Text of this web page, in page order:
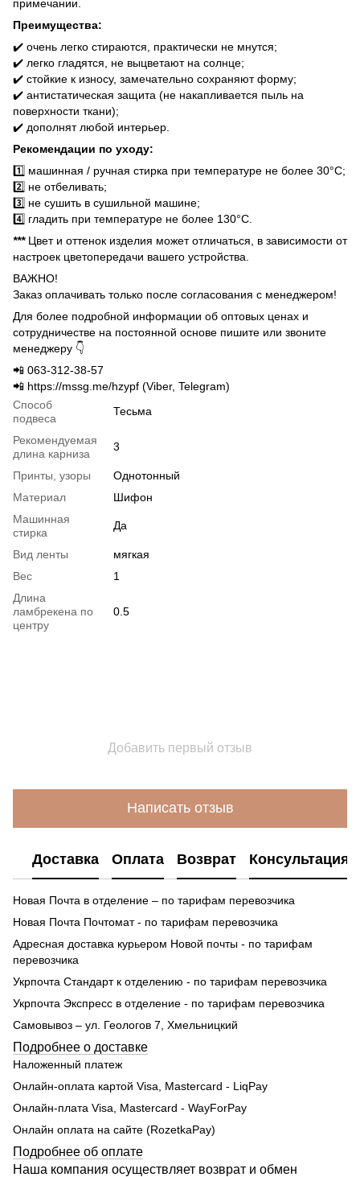
примечании.
Преимущества:
✔️ очень легко стираются, практически не мнутся;
✔️ легко гладятся, не выцветают на солнце;
✔️ стойкие к износу, замечательно сохраняют форму;
✔️ антистатическая защита (не накапливается пыль на
поверхности ткани);
✔️ дополнят любой интерьер.
Рекомендации по уходу:
1️⃣ машинная / ручная стирка при температуре не более 30°C;
2️⃣ не отбеливать;
3️⃣ не сушить в сушильной машине;
4️⃣ гладить при температуре не более 130°C.
***Цвет и оттенок изделия может отличаться, в зависимости от
настроек цветопередачи вашего устройства.
ВАЖНО!
Заказ оплачивать только после согласования с менеджером!
Для более подробной информации об оптовых ценах и
сотрудничестве на постоянной основе пишите или звоните
менеджеру 👇
📲 063-312-38-57
📲 https://mssg.me/hzypf (Viber, Telegram)
Способ
подвеса
Тесьма
Рекомендуемая
длина карниза
3
Принты, узоры
Однотонный
Материал
Шифон
Машинная
стирка
Да
Вид ленты
мягкая
Вес
1
Длина
ламбрекена по
центру
0.5
Добавить первый отзыв
Написать отзыв
Доставка Оплата Возврат Консультация
Новая Почта в отделение – по тарифам перевозчика
Новая Почта Почтомат - по тарифам перевозчика
Адресная доставка курьером Новой почты - по тарифам
перевозчика
Укрпочта Стандарт к отделению - по тарифам перевозчика
Укрпочта Экспресс в отделение - по тарифам перевозчика
Самовывоз – ул. Геологов 7, Хмельницкий
Подробнее о доставке
Наложенный платеж
Онлайн-оплата картой Visa, Mastercard - LiqPay
Онлайн-плата Visa, Mastercard - WayForPay
Онлайн оплата на сайте (RozetkaPay)
Подробнее об оплате
Наша компания осуществляет возврат и обмен